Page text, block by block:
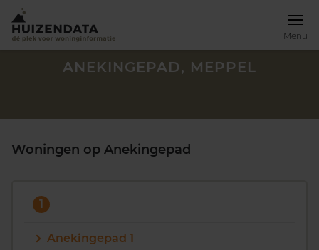
Menu
ANEKINGEPAD, MEPPEL
Woningen op Anekingepad
1
Anekingepad 1